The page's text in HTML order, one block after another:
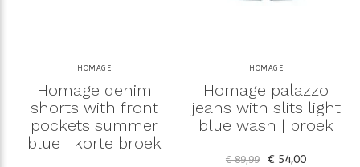
HOMAGE
Homage denim
shorts with front
pockets summer
blue | korte broek
HOMAGE
Homage palazzo
jeans with slits light
blue wash | broek
€ 89,99 € 54,00